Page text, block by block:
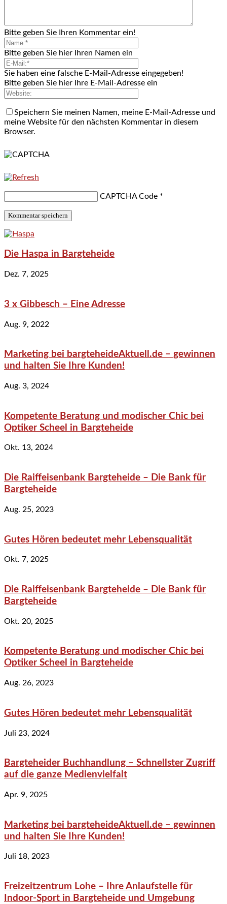
Bitte geben Sie Ihren Kommentar ein!
Bitte geben Sie hier Ihren Namen ein
Sie haben eine falsche E-Mail-Adresse eingegeben!
Bitte geben Sie hier Ihre E-Mail-Adresse ein
Speichern Sie meinen Namen, meine E-Mail-Adresse und
meine Website für den nächsten Kommentar in diesem
Browser.
CAPTCHA Code *
Die Haspa in Bargteheide
Dez. 7, 2025
3 x Gibbesch – Eine Adresse
Aug. 9, 2022
Marketing bei bargteheideAktuell.de – gewinnen
und halten Sie Ihre Kunden!
Aug. 3, 2024
Kompetente Beratung und modischer Chic bei
Optiker Scheel in Bargteheide
Okt. 13, 2024
Die Raiffeisenbank Bargteheide – Die Bank für
Bargteheide
Aug. 25, 2023
Gutes Hören bedeutet mehr Lebensqualität
Okt. 7, 2025
Die Raiffeisenbank Bargteheide – Die Bank für
Bargteheide
Okt. 20, 2025
Kompetente Beratung und modischer Chic bei
Optiker Scheel in Bargteheide
Aug. 26, 2023
Gutes Hören bedeutet mehr Lebensqualität
Juli 23, 2024
Bargteheider Buchhandlung – Schnellster Zugriff
auf die ganze Medienvielfalt
Apr. 9, 2025
Marketing bei bargteheideAktuell.de – gewinnen
und halten Sie Ihre Kunden!
Juli 18, 2023
Freizeitzentrum Lohe – Ihre Anlaufstelle für
Indoor-Sport in Bargteheide und Umgebung